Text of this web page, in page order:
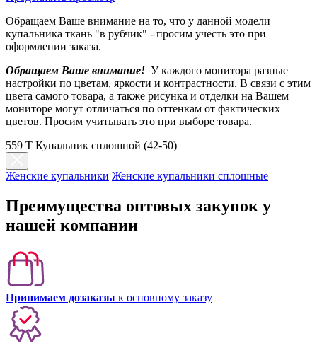
Обращаем Ваше внимание на то, что у данной модели
купальника ткань "в рубчик" - просим учесть это при
оформлении заказа.
Обращаем Ваше внимание! У каждого монитора разные
настройки по цветам, яркости и контрастности. В связи с этим
цвета самого товара, а также рисунка и отделки на Вашем
мониторе могут отличаться по оттенкам от фактических
цветов. Просим учитывать это при выборе товара.
559 Т Купальник сплошной (42-50)
Женские купальники Женские купальники сплошные
Преимущества оптовых закупок у
нашей компании
Принимаем дозаказы к основному заказу